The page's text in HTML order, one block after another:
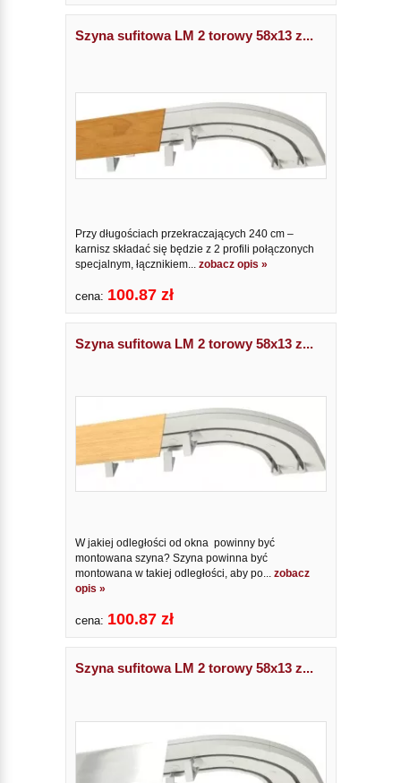
Szyna sufitowa LM 2 torowy 58x13 z...
Przy długościach przekraczających 240 cm –
karnisz składać się będzie z 2 profili połączonych
specjalnym, łącznikiem... zobacz opis »
cena: 100.87 zł
Szyna sufitowa LM 2 torowy 58x13 z...
W jakiej odległości od okna powinny być
montowana szyna? Szyna powinna być
montowana w takiej odległości, aby po... zobacz
opis »
cena: 100.87 zł
Szyna sufitowa LM 2 torowy 58x13 z...